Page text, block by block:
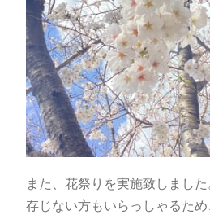
また、花祭りを実施致しまし
存じない方もいらっしゃるた